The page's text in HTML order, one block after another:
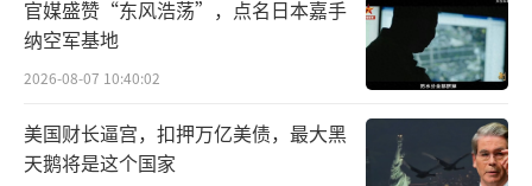
官媒盛赞“东风浩荡”，点名日本嘉手
纳空军基地
2026-08-07 10:40:02
美国财长逼宫，扣押万亿美债，最大黑
天鹅将是这个国家